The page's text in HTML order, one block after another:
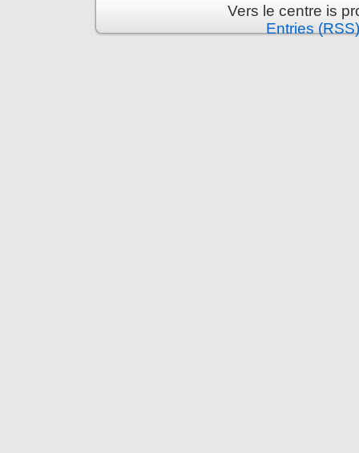
Vers le centre is
Entries (RSS)